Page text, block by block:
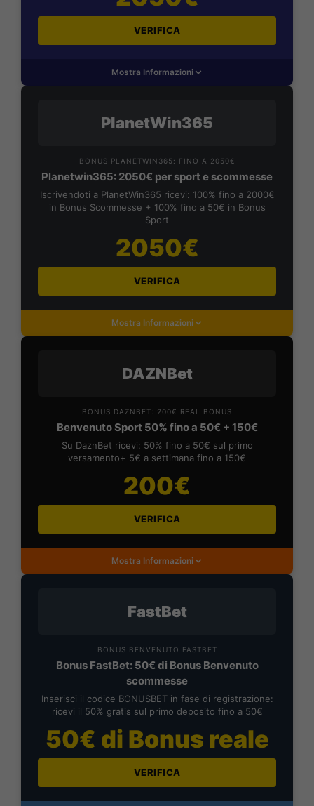
VERIFICA
Mostra Informazioni
PlanetWin365
BONUS PLANETWIN365: FINO A 2050€
Planetwin365: 2050€ per sport e scommesse
Iscrivendoti a PlanetWin365 ricevi: 100% fino a 2000€
in Bonus Scommesse + 100% fino a 50€ in Bonus
Sport
2050€
VERIFICA
Mostra Informazioni
DAZNBet
BONUS DAZNBET: 200€ REAL BONUS
Benvenuto Sport 50% fino a 50€ + 150€
Su DaznBet ricevi: 50% fino a 50€ sul primo
versamento+ 5€ a settimana fino a 150€
200€
VERIFICA
Mostra Informazioni
FastBet
BONUS BENVENUTO FASTBET
Bonus FastBet: 50€ di Bonus Benvenuto
scommesse
Inserisci il codice BONUSBET in fase di registrazione:
ricevi il 50% gratis sul primo deposito fino a 50€
50€ di Bonus reale
VERIFICA